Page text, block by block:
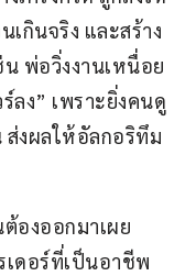
กินจริง และสร้าง
น พ่อวิ่งงานเหนื่อย
ลง” เพราะยิ่งคนดู
ส่งผลให้อัลกอริทึม
องออกมาเผย
เดอร์ที่เป็นอาชีพ